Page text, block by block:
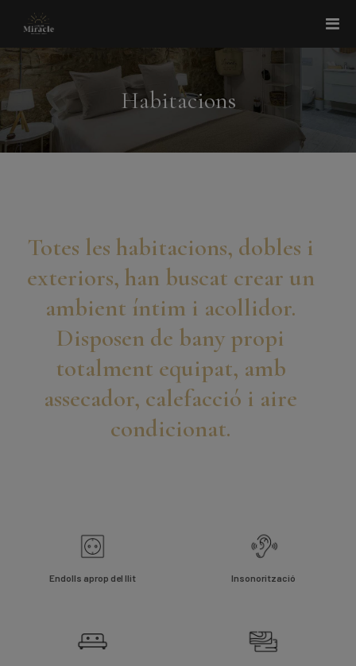
Habitacions
Totes les habitacions, dobles i
exteriors, han buscat crear un
ambient íntim i acollidor.
Disposen de bany propi
totalment equipat, amb
assecador, calefacció i aire
condicionat.
Endolls aprop del llit Insonorització